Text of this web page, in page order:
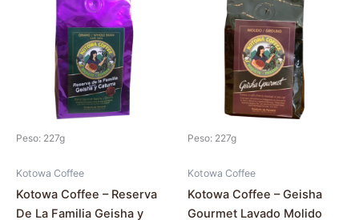
Peso: 227g
Kotowa Coffee
Kotowa Coffee – Reserva
De La Familia Geisha y
tiene
múltiples
variantes.
Las
opciones
página
Peso: 227g
Kotowa Coffee
Kotowa Coffee – Geisha
Gourmet Lavado Molido